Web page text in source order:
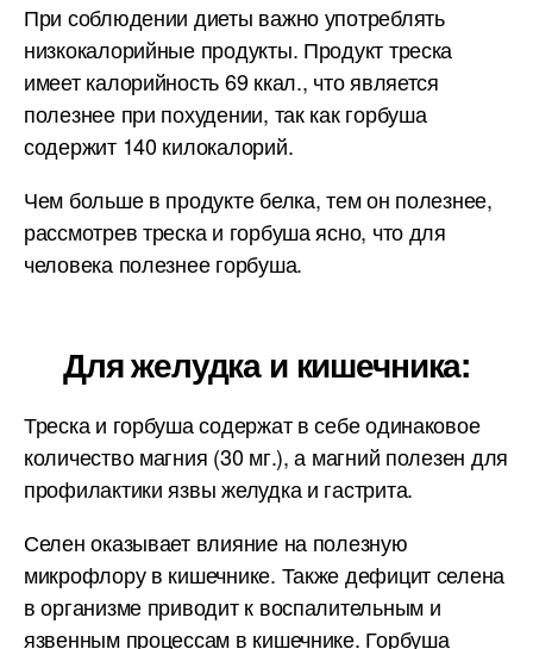
При соблюдении диеты важно употреблять
низкокалорийные продукты. Продукт треска
имеет калорийность 69 ккал., что является
полезнее при похудении, так как горбуша
содержит 140 килокалорий.
Чем больше в продукте белка, тем он полезнее,
рассмотрев треска и горбуша ясно, что для
человека полезнее горбуша.
Для желудка и кишечника:
Треска и горбуша содержат в себе одинаковое
количество магния (30 мг.), а магний полезен для
профилактики язвы желудка и гастрита.
Селен оказывает влияние на полезную
микрофлору в кишечнике. Также дефицит селена
в организме приводит к воспалительным и
язвенным процессам в кишечнике. Горбуша